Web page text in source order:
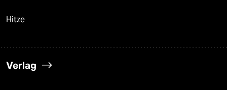
Hitze
Verlag